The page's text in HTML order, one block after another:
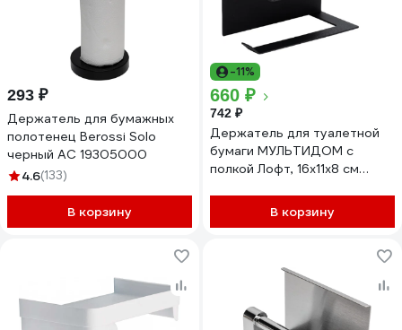
293 ₽
Держатель для бумажных
полотенец Berossi Solo
черный АС 19305000
4.6(133)
В корзину
-11%
660 ₽
742 ₽
Держатель для туалетной
бумаги МУЛЬТИДОМ с
полкой Лофт, 16х11х8 см
В корзину